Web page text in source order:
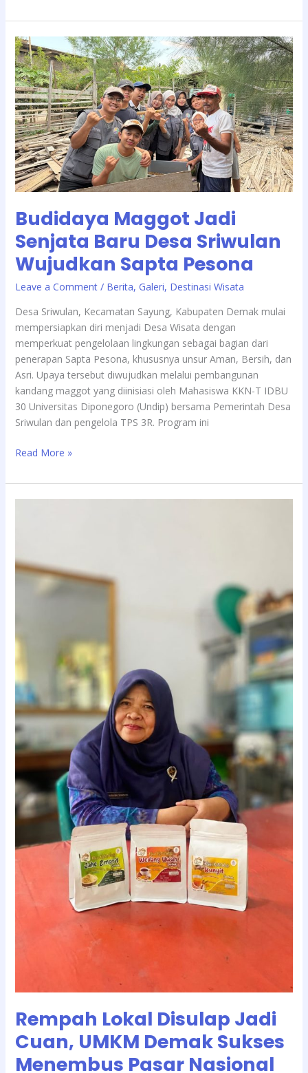
Budidaya Maggot Jadi
Senjata Baru Desa Sriwulan
Wujudkan Sapta Pesona
Leave a Comment / Berita, Galeri, Destinasi Wisata
Desa Sriwulan, Kecamatan Sayung, Kabupaten Demak mulai
mempersiapkan diri menjadi Desa Wisata dengan
memperkuat pengelolaan lingkungan sebagai bagian dari
penerapan Sapta Pesona, khususnya unsur Aman, Bersih, dan
Asri. Upaya tersebut diwujudkan melalui pembangunan
kandang maggot yang diinisiasi oleh Mahasiswa KKN-T IDBU
30 Universitas Diponegoro (Undip) bersama Pemerintah Desa
Sriwulan dan pengelola TPS 3R. Program ini
Budidaya
Maggot
Jadi
Senjata
Baru
Desa
Sriwulan
Wujudkan
Sapta
Pesona
Read More »
Rempah Lokal Disulap Jadi
Cuan, UMKM Demak Sukses
Menembus Pasar Nasional
Cuan,
Menembus
Nasional